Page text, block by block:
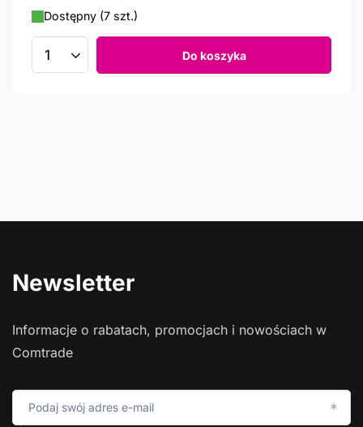
Dostępny (7 szt.)
Ilość produktów Do koszyka
Newsletter
Informacje o rabatach, promocjach i nowościach w
Comtrade
Podaj swój adres e-mail